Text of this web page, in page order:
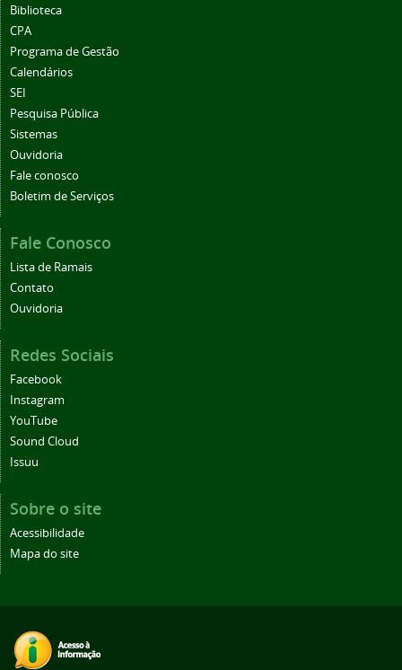
Biblioteca
CPA
Programa de Gestão
Calendários
SEI
Pesquisa Pública
Sistemas
Ouvidoria
Fale conosco
Boletim de Serviços
Fale Conosco
Lista de Ramais
Contato
Ouvidoria
Redes Sociais
Facebook
Instagram
YouTube
Sound Cloud
Issuu
Sobre o site
Acessibilidade
Mapa do site